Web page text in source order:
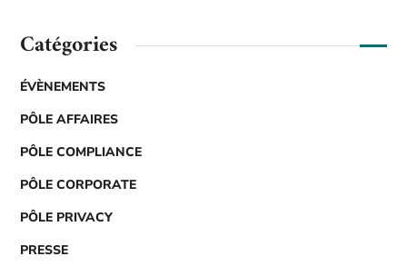
Catégories
ÉVÈNEMENTS
PÔLE AFFAIRES
PÔLE COMPLIANCE
PÔLE CORPORATE
PÔLE PRIVACY
PRESSE